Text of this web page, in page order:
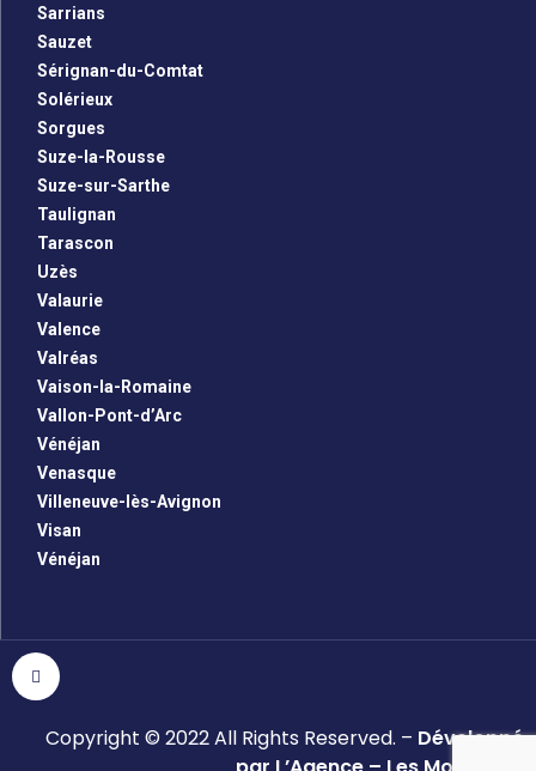
Sarrians
Sauzet
Sérignan-du-Comtat
Solérieux
Sorgues
Suze-la-Rousse
Suze-sur-Sarthe
Taulignan
Tarascon
Uzès
Valaurie
Valence
Valréas
Vaison-la-Romaine
Vallon-Pont-d’Arc
Vénéjan
Venasque
Villeneuve-lès-Avignon
Visan
Vénéjan
Copyright © 2022 All Rights Reserved. – Développé